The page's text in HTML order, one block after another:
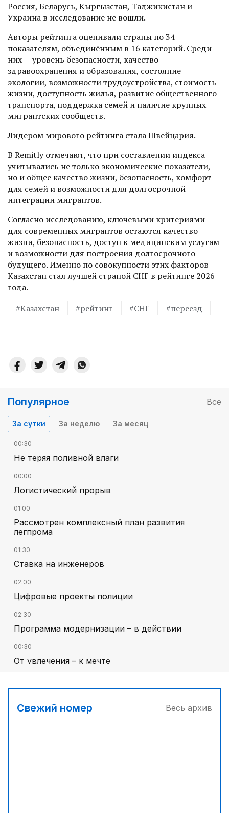
Россия, Беларусь, Кыргызстан, Таджикистан и
Украина в исследование не вошли.
Авторы рейтинга оценивали страны по 34
показателям, объединённым в 16 категорий. Среди
них — уровень безопасности, качество
здравоохранения и образования, состояние
экологии, возможности трудоустройства, стоимость
жизни, доступность жилья, развитие общественного
транспорта, поддержка семей и наличие крупных
мигрантских сообществ.
Лидером мирового рейтинга стала Швейцария.
В Remitly отмечают, что при составлении индекса
учитывались не только экономические показатели,
но и общее качество жизни, безопасность, комфорт
для семей и возможности для долгосрочной
интеграции мигрантов.
Согласно исследованию, ключевыми критериями
для современных мигрантов остаются качество
жизни, безопасность, доступ к медицинским услугам
и возможности для построения долгосрочного
будущего. Именно по совокупности этих факторов
Казахстан стал лучшей страной СНГ в рейтинге 2026
года.
#Казахстан
#рейтинг #СНГ #переезд
Популярное Все
За сутки За неделю За месяц
00:30
Не теряя поливной влаги
00:00
Логистический прорыв
01:00
Рассмотрен комплексный план развития
легпрома
01:30
Ставка на инженеров
02:00
Цифровые проекты полиции
02:30
Программа модернизации – в действии
00:30
От увлечения – к мечте
Батухана Баймена
Свежий номер Весь архив